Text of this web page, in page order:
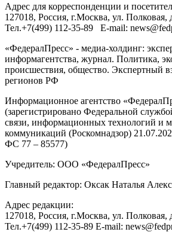
Адрес для корреспонденции и
127018, Россия, г.Москва, ул. Полковая,
Тел.+7(499) 112-35-89 E-mail:
«ФедералПресс» - медиа-холдинг:
информагентства, журнал. Политика,
происшествия, общество. Экспертный
регионов РФ
Информационное агентство
(зарегистрировано Федеральной
связи, информационных технологий и
коммуникаций (Роскомнадзор)
ФС 77 – 85577)
Учредитель: ООО «ФедералПресс»
Главный редактор: Оксак Наталья
Адрес редакции:
127018, Россия, г.Москва, ул. Полковая,
Тел.+7(499) 112-35-89 E-mail: